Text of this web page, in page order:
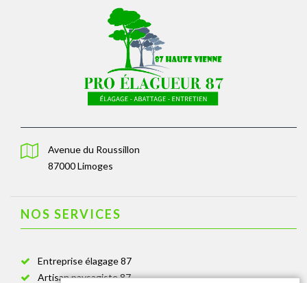
Avenue du Roussillon
87000 Limoges
NOS SERVICES
Entreprise élagage 87
Artisan paysagiste 87